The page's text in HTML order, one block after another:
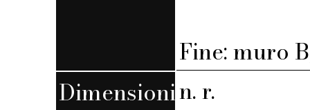
Fine: muro
Dimensionin. r.